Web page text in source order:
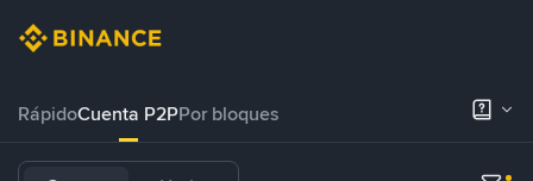
RápidoCuenta P2PPor bloques